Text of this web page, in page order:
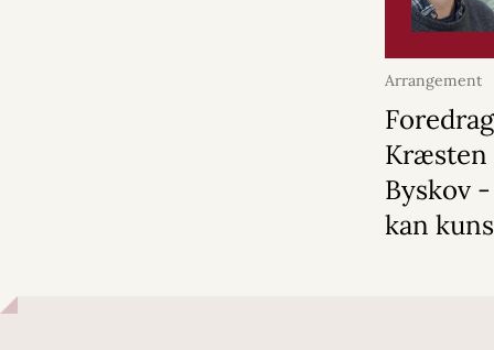
Arrangement
2026
Kræsten
Byskov
kan